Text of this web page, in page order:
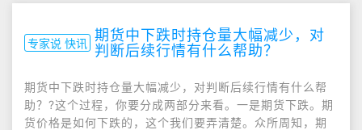
专家说 快讯 期货中下跌时持仓量大幅减少，对
判断后续行情有什么帮助？
期货中下跌时持仓量大幅减少，对判断后续行情有什么帮
助？?这个过程，你要分成两部分来看。一是期货下跌。期
货价格是如何下跌的，这个我们要弄清楚。众所周知，期